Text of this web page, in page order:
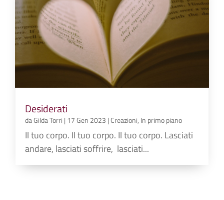
Desiderati
daGilda Torri | 17 Gen 2023 |Creazioni, In primo piano
Il tuo corpo. Il tuo corpo. Il tuo corpo. Lasciati
andare, lasciati soffrire, lasciati...